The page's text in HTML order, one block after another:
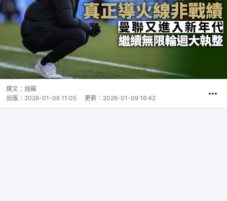
撰文： 胡蘇
出版： 2026-01-06 11:05 更新： 2026-01-09 16:42